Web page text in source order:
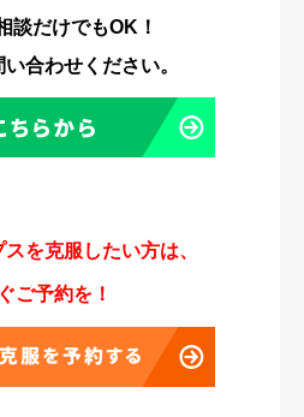
談だけでもOK！
合わせください。
を克服したい方は、
ご予約を！